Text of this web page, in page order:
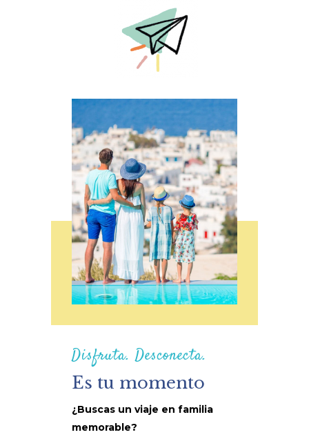
Disfruta. Desconecta.
Es tu momento
¿Buscas un viaje en familia
memorable?